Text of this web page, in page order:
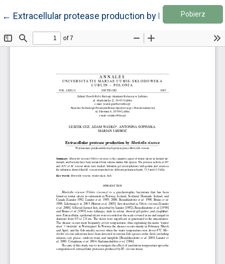
← Wróć do szczegółów artykułu
Extracellular protease production by Moritella viscosa
Pobierz